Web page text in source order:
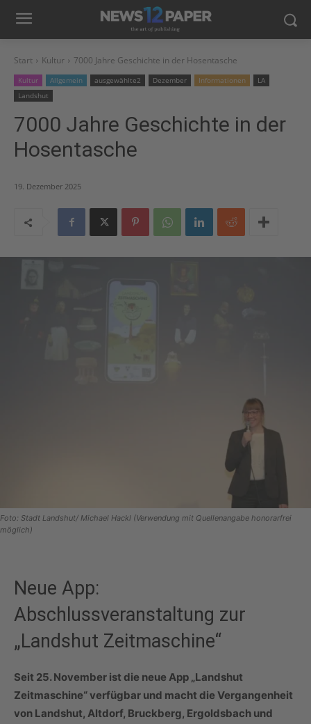
Start Kultur 7000 Jahre Geschichte in der Hosentasche
Kultur Allgemein ausgewählte2 Dezember Informationen
LA
Landshut
7000 Jahre Geschichte in der
Hosentasche
19. Dezember 2025
Foto: Stadt Landshut/ Michael Hackl (Verwendung mit Quellenangabe honorarfrei
möglich)
Neue App:
Abschlussveranstaltung zur
„Landshut Zeitmaschine“
Seit 25. November ist die neue App „Landshut
Zeitmaschine“ verfügbar und macht die Vergangenheit
von Landshut, Altdorf, Bruckberg, Ergoldsbach und